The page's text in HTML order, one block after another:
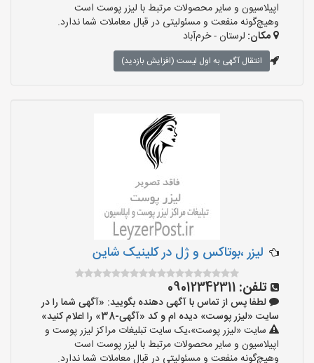
اپیلاسیون و سایر محصولات مرتبط با لیزر پوست است
وهیچ‌گونه منفعت و مسئولیتی در قبال معاملات شما ندارد.
مکان: لرستان - خرم‌آباد
انتقال آگهی به اول لیست (افزایش بازدید)
لیزر ،بوتاکس و ژل در کلینیک شاین
تلفن: 09012342311
لطفا پس از تماس با آگهی دهنده بگویید: «آگهی شما را در
سایت «لیزر پوست» دیده ام و کد «آگهی-38» را اعلام کنید»
سایت «لیزر پوست»،یک سایت تبلیغات مراکز لیزر پوست و
اپیلاسیون و سایر محصولات مرتبط با لیزر پوست است
وهیچ‌گونه منفعت و مسئولیتی در قبال معاملات شما ندارد.